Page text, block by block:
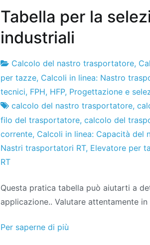
Tabella per la
industriali
Fabbrica
di
progetti
11
il
settembre
il
2024
Calcolo del nastro trasportatore,
per tazze, Calcoli in linea: Nastro
tecnici, FPH, HFP, Progettazione e
calcolo del nastro trasportatore,
filo del trasportatore, calcolo del
corrente, Calcoli in linea: Capacità del
Nastri trasportatori RT, Elevatore per
RT
Questa pratica tabella può aiutarti a
applicazione.. Valutare attentamente
Per saperne di più